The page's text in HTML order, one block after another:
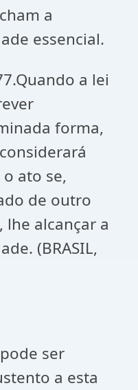
a
essencial.
a lei
forma,
ato se,
de outro
lhe alcançar a
(BRASIL,
ser
a esta